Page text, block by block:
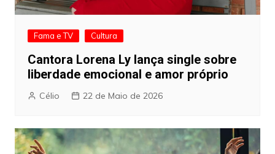
Fama e TV Cultura
Cantora Lorena Ly lança single sobre
liberdade emocional e amor próprio
Célio 22 de Maio de 2026